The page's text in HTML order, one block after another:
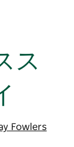
ス
Fowlers